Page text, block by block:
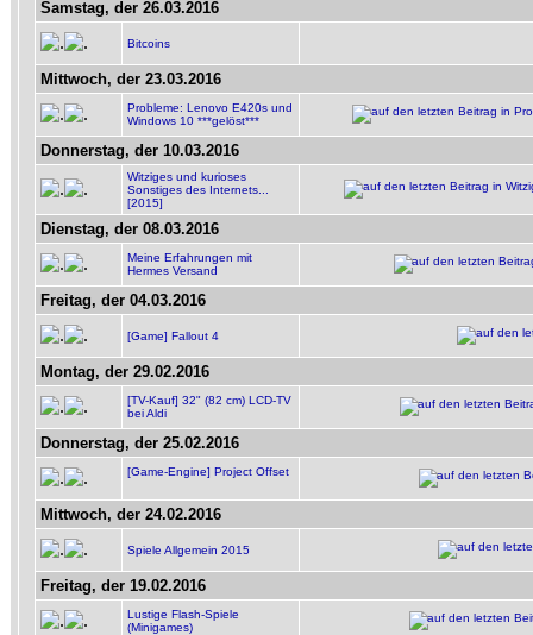
Samstag, der 26.03.2016
Bitcoins
Mittwoch, der 23.03.2016
Probleme: Lenovo E420s und
Windows 10 ***gelöst***
Donnerstag, der 10.03.2016
Witziges und kurioses
Sonstiges des Internets...
[2015]
Dienstag, der 08.03.2016
Meine Erfahrungen mit
Hermes Versand
Freitag, der 04.03.2016
[Game] Fallout 4
Montag, der 29.02.2016
[TV-Kauf] 32" (82 cm) LCD-TV
bei Aldi
Donnerstag, der 25.02.2016
[Game-Engine] Project Offset
Mittwoch, der 24.02.2016
Spiele Allgemein 2015
Freitag, der 19.02.2016
Lustige Flash-Spiele
(Minigames)